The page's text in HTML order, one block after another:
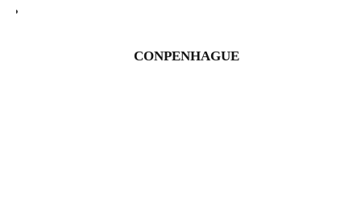
CONPENHAGUE